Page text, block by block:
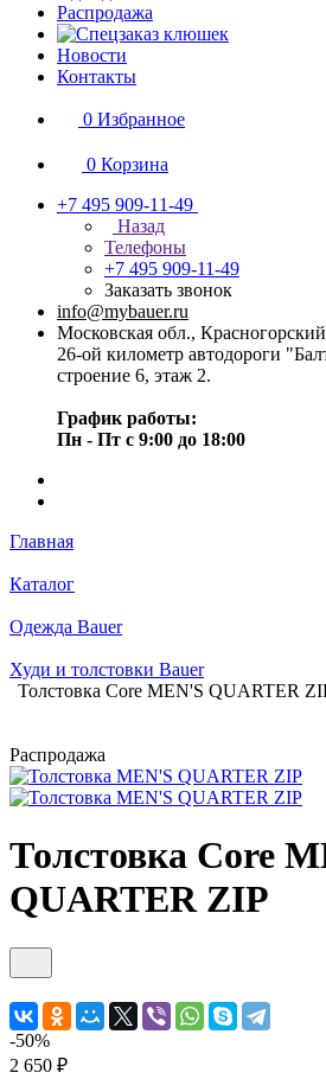
Распродажа
Новости
Контакты
0 Избранное
0 Корзина
+7 495 909-11-49
Назад
Телефоны
+7 495 909-11-49
Заказать звонок
info@mybauer.ru
Московская обл.,
26-ой километр автодороги
строение 6, этаж 2.
График работы:
Пн - Пт с 9:00 до 18:00
Главная
Каталог
Одежда Bauer
Худи и толстовки Bauer
Толстовка Core MEN'S QUARTER
Распродажа
Толстовка Core
QUARTER ZIP
-50%
2 650 ₽